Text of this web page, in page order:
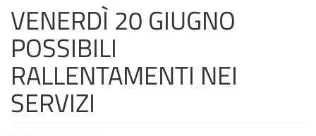
VENERDÌ 20 GIUGNO
POSSIBILI
RALLENTAMENTI NEI
SERVIZI